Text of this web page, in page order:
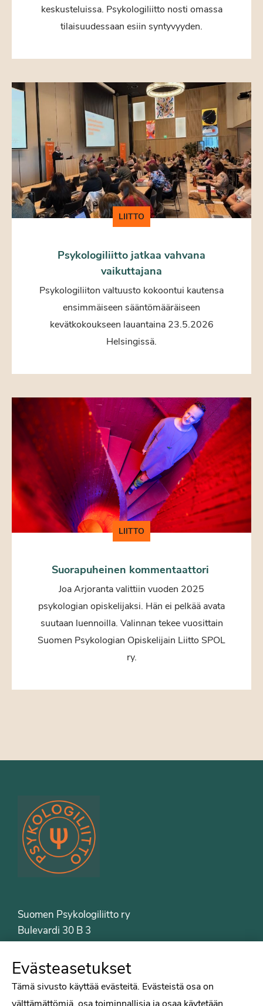
keskusteluissa. Psykologiliitto nosti omassa
tilaisuudessaan esiin syntyvyyden.
LIITTO
Psykologiliitto jatkaa vahvana
vaikuttajana
Psykologiliiton valtuusto kokoontui kautensa
ensimmäiseen sääntömääräiseen
kevätkokoukseen lauantaina 23.5.2026
Helsingissä.
LIITTO
Suorapuheinen kommentaattori
Joa Arjoranta valittiin vuoden 2025
psykologian opiskelijaksi. Hän ei pelkää avata
suutaan luennoilla. Valinnan tekee vuosittain
Suomen Psykologian Opiskelijain Liitto SPOL
ry.
Suomen Psykologiliitto ry
Bulevardi 30 B 3
Puh. 09-6122 9122
Psykologiliiton sivut
Evästeasetukset
Tämä sivusto käyttää evästeitä. Evästeistä osa on